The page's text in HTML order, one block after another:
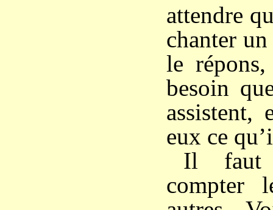
attendre
chanter
le
besoin
assistent,
eux ce
Il faut
compter